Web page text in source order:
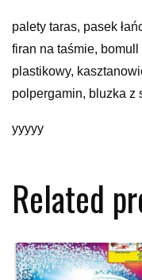
palety taras, pasek
firan na taśmie,
plastikowy,
polpergamin, bluzka z
yyyyy
Related